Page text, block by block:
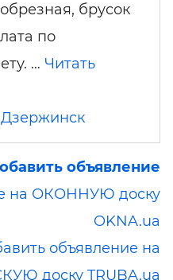
брусок
по
… Читать
Дзержинск
объявление
на ОКОННУЮ доску
OKNA.ua
объявление на
доску TRUBA.ua